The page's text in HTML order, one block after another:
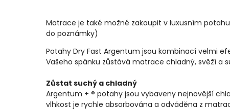
Matrace je také možné zakoupit v luxusním potahu
do poznámky)
Potahy Dry Fast Argentum jsou kombinací velmi
Vašeho spánku zůstává matrace chladný, svěží a
Zůstat suchý a chladný
Argentum + ® potahy jsou vybaveny nejnovější
vlhkost je rychle absorbována a odváděna z